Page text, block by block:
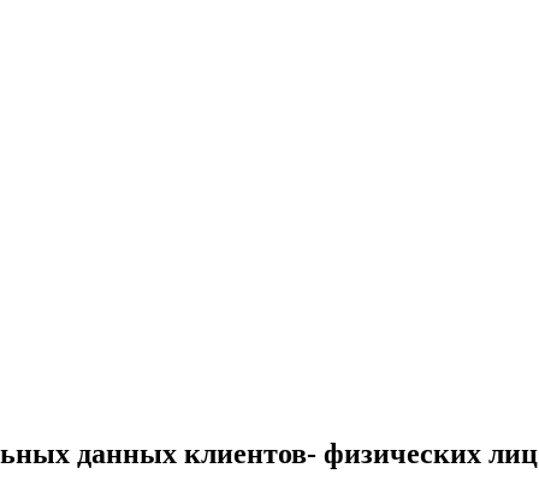
данных клиентов- физических лиц